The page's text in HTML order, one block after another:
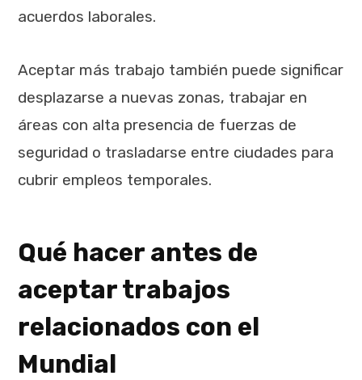
acuerdos laborales.
Aceptar más trabajo también puede significar
desplazarse a nuevas zonas, trabajar en
áreas con alta presencia de fuerzas de
seguridad o trasladarse entre ciudades para
cubrir empleos temporales.
Qué hacer antes de
aceptar trabajos
relacionados con el
Mundial